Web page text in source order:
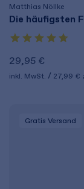
Matthias Nöllke
Die häufigsten
29,95 €
inkl. MwSt. 27,99 €
Gratis Versand